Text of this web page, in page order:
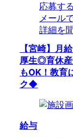
応募する
メール
詳細を
【宮崎】月
厚生◎育休
もOK！教育
ク◆
給与